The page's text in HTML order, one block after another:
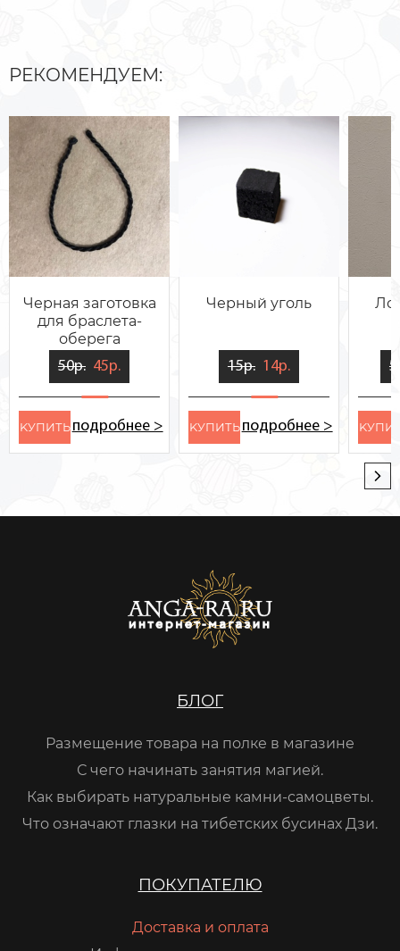
РЕКОМЕНДУЕМ:
Черная заготовка
для браслета-
оберега
50р. 45р.
KУПИТЬ подробнее >
Черный уголь
15р. 14р.
KУПИТЬ подробнее >
БЛОГ
Размещение товара на полке в магазине
С чего начинать занятия магией.
Как выбирать натуральные камни-самоцветы.
Что означают глазки на тибетских бусинах Дзи.
ПОКУПАТЕЛЮ
Доставка и оплата